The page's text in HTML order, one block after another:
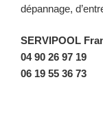
dépannage,
SERVIPOOL
04 90 26 97 19
06 19 55 36 73